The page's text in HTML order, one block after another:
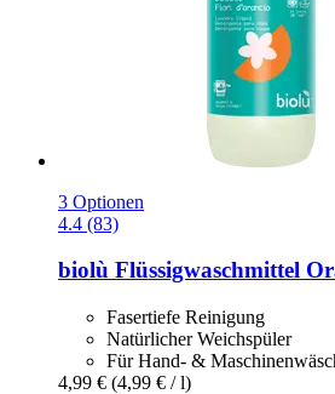
3 Optionen
4.4 (83)
biolù Flüssigwaschmittel
Fasertiefe Reinigung
Natürlicher Weichspüler
Für Hand- &
4,99 € (4,99 € / l)